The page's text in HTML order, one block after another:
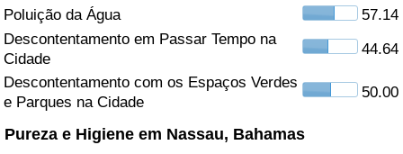
Poluição da Água
57.14
Descontentamento em Passar Tempo na
Cidade
44.64
Descontentamento com os Espaços Verdes
e Parques na Cidade
50.00
Pureza e Higiene em Nassau, Bahamas
Indicador de Crime
Índice de criminalidade por país
Saúde